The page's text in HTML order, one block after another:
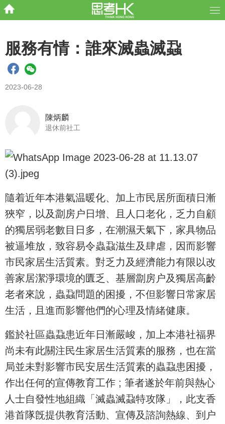
服務有情：誰來滅蟲滅蝨
2023-06-28
陳炳麟
退休前社工
隨着近年本港氣温暖化、加上市民居所面積日漸
狹窄，以及劏房户日增、且人口老化，乏力自顧
的獨居弱老數目日多，在潮濕天氣下，家具物品
被逼堆放，致容易令蟲蝨滋生及肆虐，因而影響
市民家居生活質素。對乏力及經濟能力有限以改
善家居潔淨環境的匱乏、基層劏房户及獨居高齡
老者來說，蟲蝨問題的困擾，不但影響日常家居
生活，且進而影響他們的心理及情緒健康。
鑑於社區蟲蝨患近年日漸嚴峻，加上本港社福界
尚未有此關注民生家居生活質素的服務，也在當
局並未對影響市民安居生活質素的蟲蝨患困擾，
作出任何的宣傳教育工作 ; 筆者遂於年前與熱心
人士自發性地組織「滅蟲滅蝨特攻隊」，此支香
港首隊旣提供教育活動、宣傳及諮詢熱線、到户